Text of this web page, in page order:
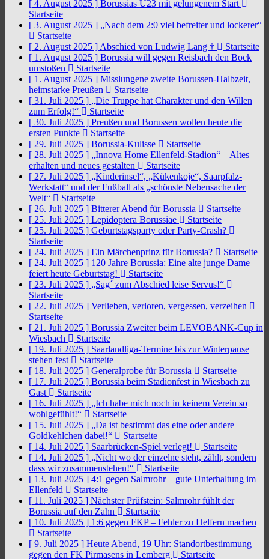
[ 4. August 2025 ] Borussias U23 mit gelungenem Start
Startseite
[ 3. August 2025 ] „Nach dem 2:0 viel befreiter und lockerer“
Startseite
[ 2. August 2025 ] Abschied von Ludwig Lang †
Startseite
[ 1. August 2025 ] Borussia will gegen Reisbach den Bock
umstoßen
Startseite
[ 1. August 2025 ] Misslungene zweite Borussen-Halbzeit,
heimstarke Preußen
Startseite
[ 31. Juli 2025 ] „Die Truppe hat Charakter und den Willen
zum Erfolg!“
Startseite
[ 30. Juli 2025 ] Preußen und Borussen wollen heute die
ersten Punkte
Startseite
[ 29. Juli 2025 ] Borussia-Kulisse
Startseite
[ 28. Juli 2025 ] „Innova Home Ellenfeld-Stadion“ – Altes
erhalten und neues gestalten
Startseite
[ 27. Juli 2025 ] „Kinderinsel“, „Kükenkoje“, Saarpfalz-
Werkstatt“ und der Fußball als „schönste Nebensache der
Welt“
Startseite
[ 26. Juli 2025 ] Bitterer Abend für Borussia
Startseite
[ 25. Juli 2025 ] Lepidoptera Borussiae
Startseite
[ 25. Juli 2025 ] Geburtstagsparty oder Party-Crash?
Startseite
[ 24. Juli 2025 ] Ein Märchenprinz für Borussia?
Startseite
[ 24. Juli 2025 ] 120 Jahre Borussia: Eine alte junge Dame
feiert heute Geburtstag!
Startseite
[ 23. Juli 2025 ] „Sag´ zum Abschied leise Servus!“
Startseite
[ 22. Juli 2025 ] Verlieben, verloren, vergessen, verzeihen
Startseite
[ 21. Juli 2025 ] Borussia Zweiter beim LEVOBANK-Cup in
Wiesbach
Startseite
[ 19. Juli 2025 ] Saarlandliga-Termine bis zur Winterpause
stehen fest
Startseite
[ 18. Juli 2025 ] Generalprobe für Borussia
Startseite
[ 17. Juli 2025 ] Borussia beim Stadionfest in Wiesbach zu
Gast
Startseite
[ 16. Juli 2025 ] „Ich habe mich noch in keinem Verein so
wohlgefühlt!“
Startseite
[ 15. Juli 2025 ] „Da ist bestimmt das eine oder andere
Goldkehlchen dabei!“
Startseite
[ 14. Juli 2025 ] Saarbrücken-Spiel verlegt!
Startseite
[ 14. Juli 2025 ] „Nicht wo der einzelne steht, zählt, sondern
dass wir zusammenstehen!“
Startseite
[ 13. Juli 2025 ] 4:1 gegen Salmrohr – gute Unterhaltung im
Ellenfeld
Startseite
[ 11. Juli 2025 ] Nächster Prüfstein: Salmrohr fühlt der
Borussia auf den Zahn
Startseite
[ 10. Juli 2025 ] 1:6 gegen FKP – Fehler zu Helfern machen
Startseite
[ 9. Juli 2025 ] Heute Abend, 19 Uhr: Standortbestimmung
gegen den FK Pirmasens in Lemberg
Startseite